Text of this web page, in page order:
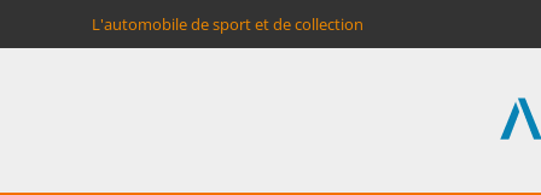
L'automobile de sport et de collection